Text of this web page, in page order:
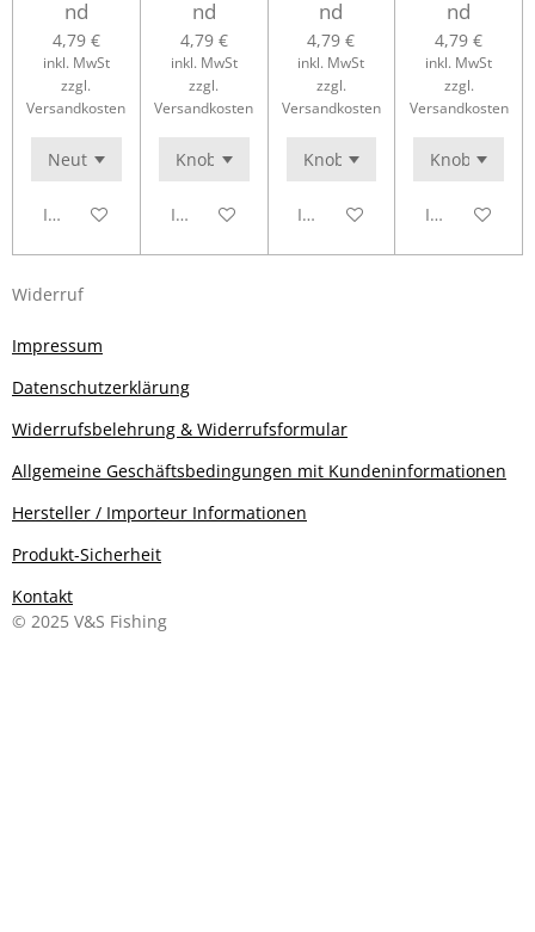
nd
4,79 €
inkl. MwSt
zzgl.
Versandkosten
In den Warenkorb
nd
4,79 €
inkl. MwSt
zzgl.
Versandkosten
In den Warenkorb
nd
4,79 €
inkl. MwSt
zzgl.
Versandkosten
In den Warenkorb
nd
4,79 €
inkl. MwSt
zzgl.
Versandkosten
In den
Widerruf
Impressum
Datenschutzerklärung
Widerrufsbelehrung & Widerrufsformular
Allgemeine Geschäftsbedingungen mit Kundeninformationen
Hersteller / Importeur Informationen
Produkt-Sicherheit
Kontakt
© 2025 V&S Fishing